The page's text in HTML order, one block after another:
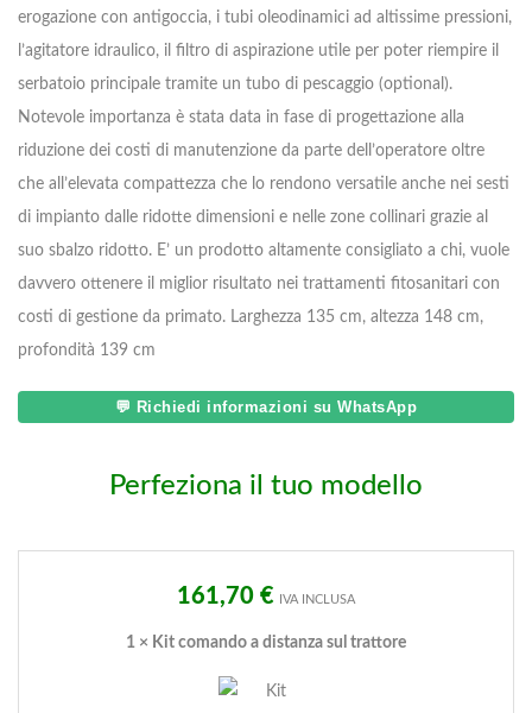
erogazione con antigoccia, i tubi oleodinamici ad altissime pressioni,
l’agitatore idraulico, il filtro di aspirazione utile per poter riempire il
serbatoio principale tramite un tubo di pescaggio (optional).
Notevole importanza è stata data in fase di progettazione alla
riduzione dei costi di manutenzione da parte dell’operatore oltre
che all’elevata compattezza che lo rendono versatile anche nei sesti
di impianto dalle ridotte dimensioni e nelle zone collinari grazie al
suo sbalzo ridotto. E’ un prodotto altamente consigliato a chi, vuole
davvero ottenere il miglior risultato nei trattamenti fitosanitari con
costi di gestione da primato. Larghezza 135 cm, altezza 148 cm,
profondità 139 cm
💬 Richiedi informazioni su WhatsApp
Perfeziona il tuo modello
1 × Kit comando a distanza sul trattore
161,70 € IVA INCLUSA